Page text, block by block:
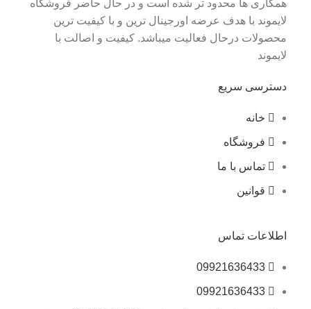
همکاری ها محدود تر شده است و در حال حاضر فروشگاه
لایموند با هدف عرضه اورجینال ترین و با کیفیت ترین
محصولات درحال فعالیت میباشد. کیفیت و اصالت با
لایموند
دسترسی سریع
خانه
فروشگاه
تماس با ما
قوانین
اطلاعات تماس
09921636433
09921636433